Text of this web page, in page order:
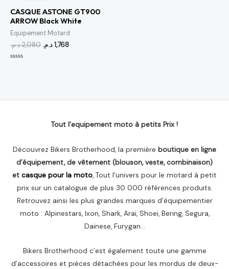
CASQUE ASTONE GT900
ARROW Black White
Equipement Motard
2,080د.م.
2,080 د.م..
1,768د.م.
1,768 د.م..
Tout l’equipement moto à petits Prix !
Découvrez Bikers Brotherhood, la première boutique en ligne
d’équipement, de vêtement (blouson, veste, combinaison)
et casque pour la moto , Tout l’univers pour le motard à petit
prix sur un catalogue de plus 30 000 références produits.
Retrouvez ainsi les plus grandes marques d’équipementier
moto : Alpinestars, Ixon, Shark, Arai, Shoei, Bering, Segura,
Dainese, Furygan…
Bikers Brotherhood c’est également toute une gamme
d’accessoires et pièces détachées pour les mordus de deux-